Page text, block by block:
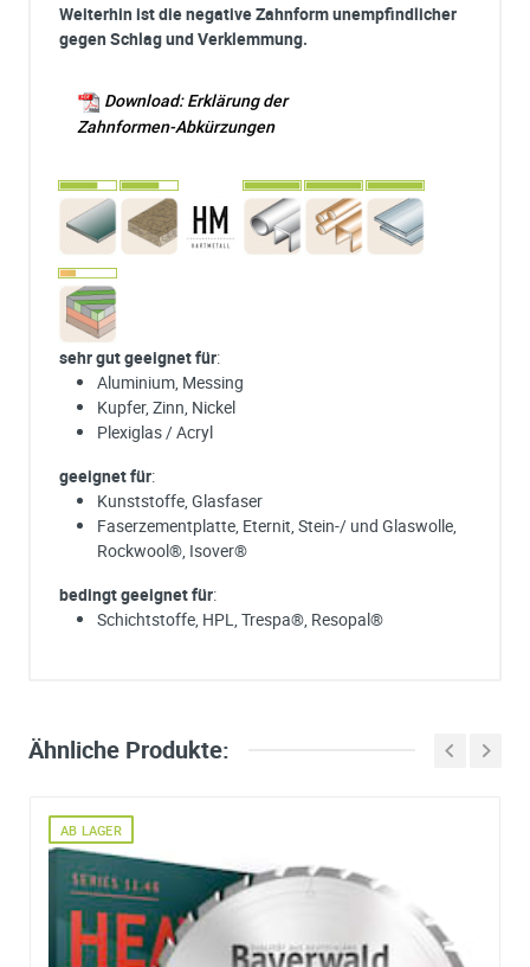
Weiterhin ist die negative Zahnform unempfindlicher
gegen Schlag und Verklemmung.
Download: Erklärung der
Zahnformen-Abkürzungen
sehr gut geeignet für:
Aluminium, Messing
Kupfer, Zinn, Nickel
Plexiglas / Acryl
geeignet für:
Kunststoffe, Glasfaser
Faserzementplatte, Eternit, Stein-/ und Glaswolle,
Rockwool®, Isover®
bedingt geeignet für:
Schichtstoffe, HPL, Trespa®, Resopal®
DEWALT
1370
Bitte unterbreiten Sie mir ein Angebot:
Bitte teilen Sie uns die gewünschte Menge mit
Ihre Anschrift
Firma:
Ähnliche Produkte:
AB LAGER